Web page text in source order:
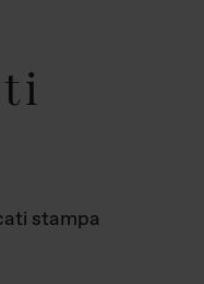
stampa